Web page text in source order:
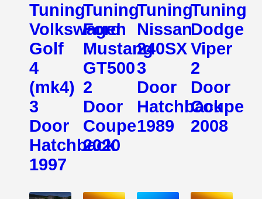
Tuning
Volkswagen
Golf
4
(mk4)
3
Door
Hatchback
1997
Tuning
Ford
Mustang
GT500
2
Door
Coupe
2020
Tuning
Nissan
240SX
3
Door
Hatchback
1989
Tuning
Dodge
Viper
2
Door
Coupe
2008